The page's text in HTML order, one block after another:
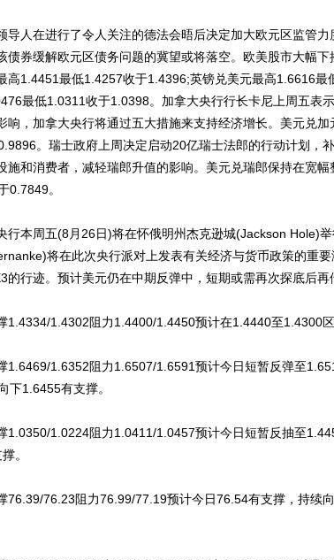
人在进行了令人关注的德法会晤后决定加大欧元区监管力
债券缓解欧元区债务问题的冀望或将落空。欧美股市大幅
高1.4451最低1.4257收于1.4396;英镑兑美元最高1.6616
最低1.0311收于1.0398。加拿大央行行长卡尼上周五表
响，加拿大央行将通过五大措施来支持经济增长。美元兑
。瑞士政府上周决定启动20亿瑞士法郎的行动计划，
施和消费者，减轻瑞郎升值的影响。美元兑瑞郎保持在宽
0.7849。
本周五(8月26日)将在怀俄明州杰克逊城(Jackson Hole)举
将在此次央行派对上发表有关经济与货币政策的重
的行迹。预计美元仍在中期反弹中，短期或需再次探底后再
1.4302阻力1.4400/1.4450预计在1.4440至1.4300区
1.6352阻力1.6507/1.6591预计今日短暂反弹至
下1.6455有支撑。
1.0224阻力1.0411/1.0457预计今日短暂反抽至
。
76.23阻力76.99/77.19预计今日76.54有支撑，持续